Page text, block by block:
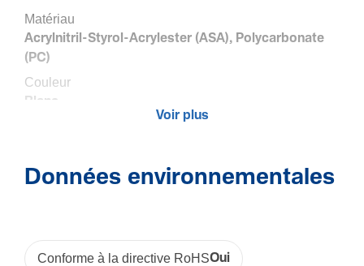
Maté­riau
Acryl­ni­tril-­Sty­rol-­Acry­lester (ASA), Polycarbonate
(PC)
Couleur
Blanc
-5 - 60 °C
Voir plus
Données environnementales
Conforme à la directive RoHSOui